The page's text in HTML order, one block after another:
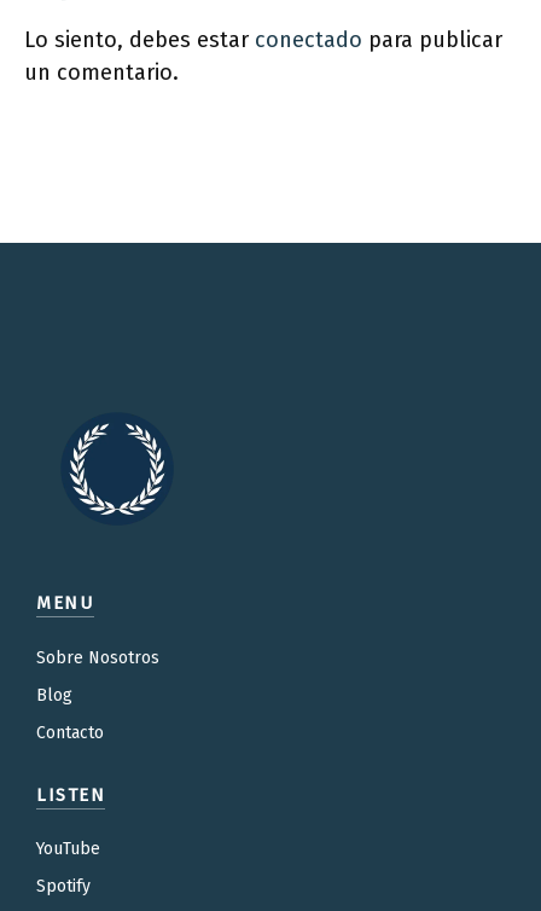
Lo siento, debes estar conectado para publicar
un comentario.
MENU
Sobre Nosotros
Blog
Contacto
LISTEN
YouTube
Spotify